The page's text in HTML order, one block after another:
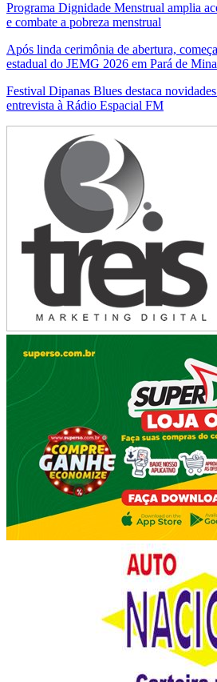
Programa Dignidade Menstrual amplia
e combate a pobreza menstrual
Após linda cerimônia de abertura,
estadual do JEMG 2026 em Pará de
Festival Dipanas Blues destaca
entrevista à Rádio Espacial FM